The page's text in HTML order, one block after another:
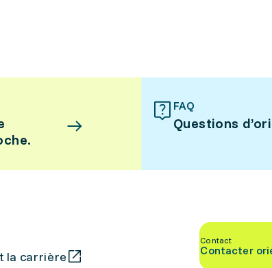
FAQ
Questions
la carrière
Contact
Contacter